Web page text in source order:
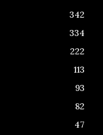
342
334
222
113
93
82
47